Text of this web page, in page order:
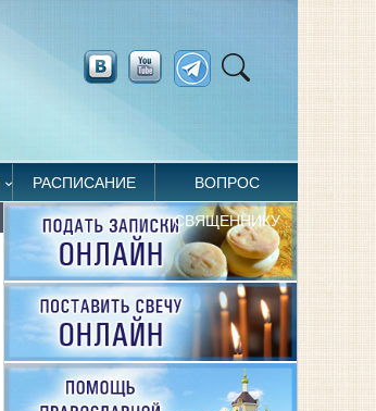
РАСПИСАНИЕ ВОПРОС
СВЯЩЕННИКУ